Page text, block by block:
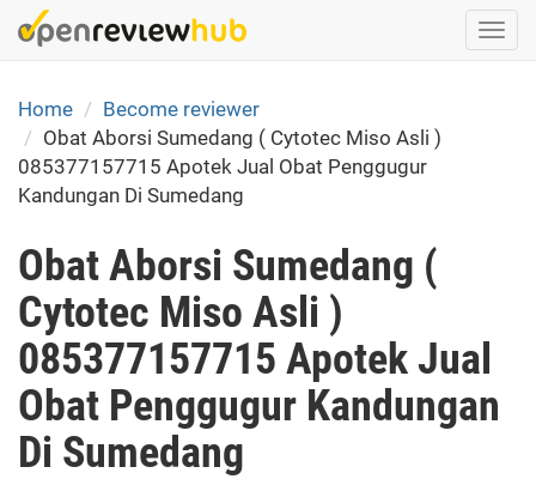
Skip
to
content
Home
Become reviewer
Obat Aborsi Sumedang ( Cytotec Miso Asli )
085377157715 Apotek Jual Obat Penggugur
Kandungan Di Sumedang
Obat Aborsi Sumedang (
Cytotec Miso Asli )
085377157715 Apotek Jual
Obat Penggugur Kandungan
Di Sumedang